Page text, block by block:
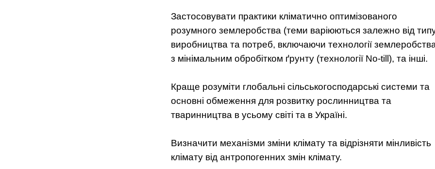
Застосовувати практики кліматично оптимізованого
розумного землеробства (теми варіюються залежно від
виробництва та потреб, включаючи технології
з мінімальним обробітком ґрунту (технології No-till), та інші.
Краще розуміти глобальні сільськогосподарські системи та
основні обмеження для розвитку рослинництва та
тваринництва в усьому світі та в Україні.
Визначити механізми зміни клімату та відрізняти мінливість
клімату від антропогенних змін клімату.